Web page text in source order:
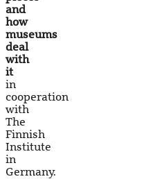
and
how
museums
deal
with
it
in
cooperation
with
The
Finnish
Institute
in
Germany.